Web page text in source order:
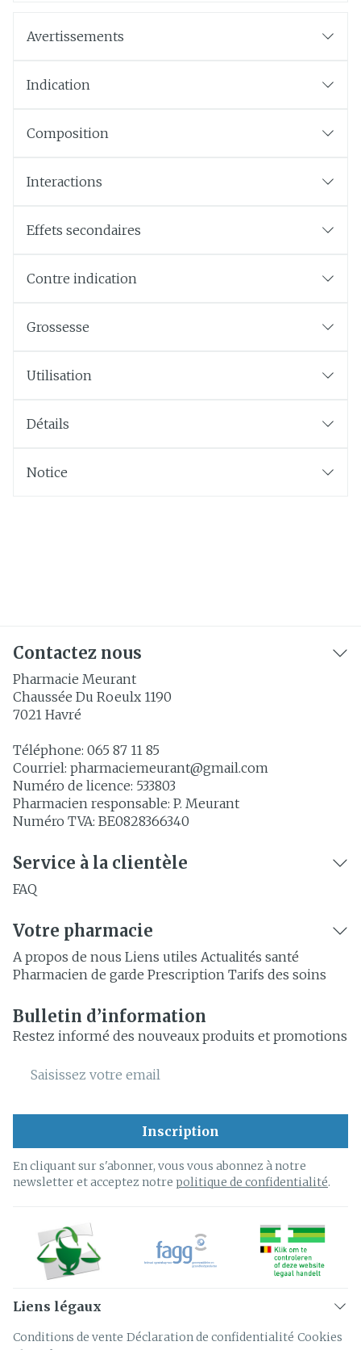
Avertissements
Indication
Composition
Interactions
Effets secondaires
Contre indication
Grossesse
Utilisation
Détails
Notice
Contactez nous
Pharmacie Meurant
Chaussée Du Roeulx 1190
7021 Havré
Téléphone: 065 87 11 85
Courriel: pharmaciemeurant@gmail.com
Numéro de licence: 533803
Pharmacien responsable: P. Meurant
Numéro TVA: BE0828366340
Service à la clientèle
FAQ
Votre pharmacie
A propos de nous Liens utiles Actualités santé
Pharmacien de garde Prescription Tarifs des soins
Bulletin d’information
Restez informé des nouveaux produits et promotions
Adresse mail
Inscription
En cliquant sur s'abonner, vous vous abonnez à notre
newsletter et acceptez notre politique de confidentialité.
Liens légaux
Conditions de vente Déclaration de confidentialité Cookies